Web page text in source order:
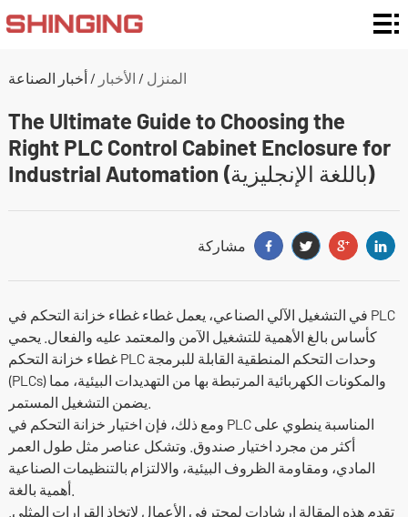
المنزل
التغليف
إضافة
المواد
التخصيص
الأخبار
الاتصال
المنزل / الأخبار /أخبار الصناعة
The Ultimate Guide to Choosing the
Right PLC Control Cabinet Enclosure for
Industrial Automation (باللغة الإنجليزية)
مشاركة
في التشغيل الآلي الصناعي، يعمل غطاء غطاء خزانة التحكم في PLC
كأساس بالغ الأهمية للتشغيل الآمن والمعتمد عليه والفعال. يحمي
غطاء خزانة التحكم PLC وحدات التحكم المنطقية القابلة للبرمجة
(PLCs) والمكونات الكهربائية المرتبطة بها من التهديدات البيئية، مما
ومع ذلك، فإن اختيار خزانة التحكم في PLC المناسبة ينطوي على
أكثر من مجرد اختيار صندوق. وتشكل عناصر مثل طول العمر
المادي، ومقاومة الظروف البيئية، والالتزام بالتنظيمات الصناعية
أهمية بالغة.
تقدم هذه المقالة إرشادات لمحترفي الأعمال لاتخاذ القرارات المثلى.